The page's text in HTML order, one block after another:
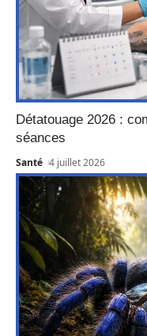
Détatouage 2026 :
séances
Santé 4 juillet 2026